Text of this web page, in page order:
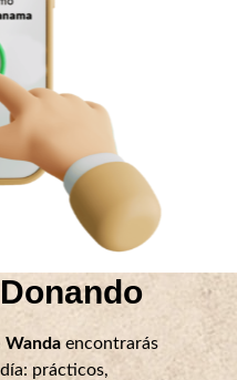
Donando
Wanda encontrarás
prácticos,